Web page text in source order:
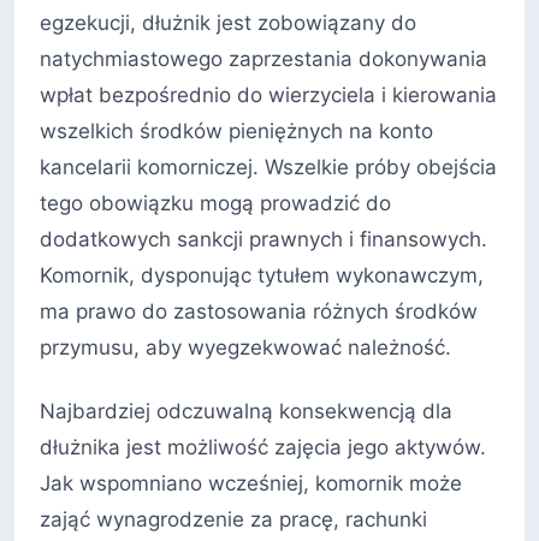
egzekucji, dłużnik jest zobowiązany do
natychmiastowego zaprzestania dokonywania
wpłat bezpośrednio do wierzyciela i kierowania
wszelkich środków pieniężnych na konto
kancelarii komorniczej. Wszelkie próby obejścia
tego obowiązku mogą prowadzić do
dodatkowych sankcji prawnych i finansowych.
Komornik, dysponując tytułem wykonawczym,
ma prawo do zastosowania różnych środków
przymusu, aby wyegzekwować należność.
Najbardziej odczuwalną konsekwencją dla
dłużnika jest możliwość zajęcia jego aktywów.
Jak wspomniano wcześniej, komornik może
zająć wynagrodzenie za pracę, rachunki